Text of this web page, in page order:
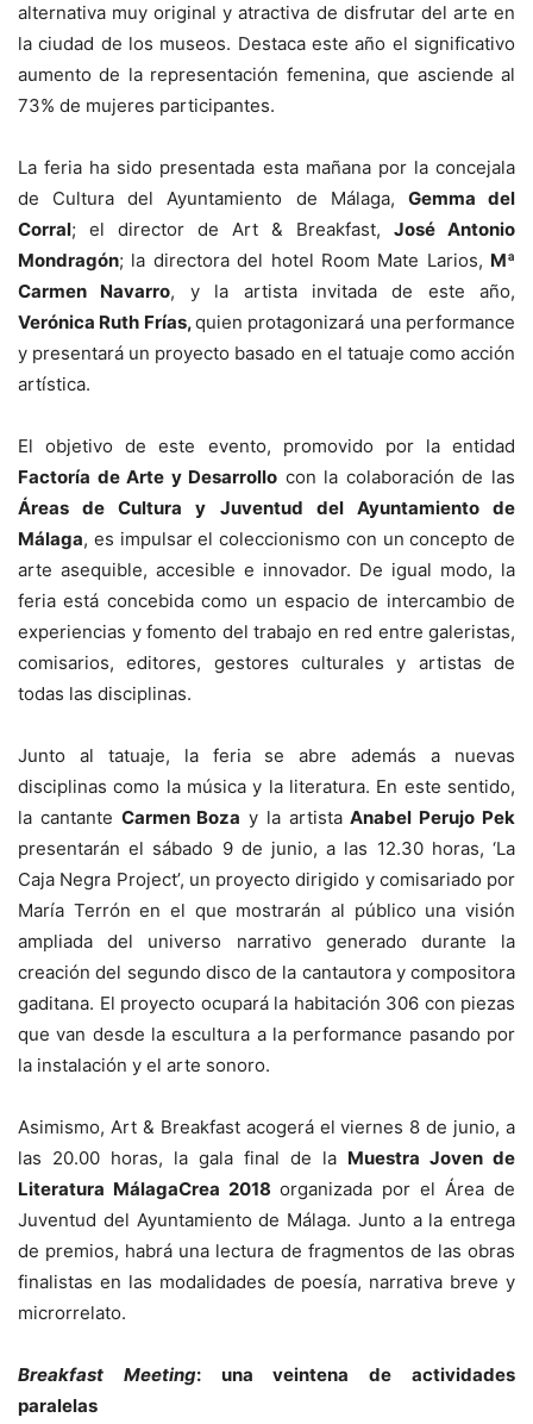
alternativa muy original y atractiva de disfrutar del arte en
la ciudad de los museos. Destaca este año el significativo
aumento de la representación femenina, que asciende al
73% de mujeres participantes.
La feria ha sido presentada esta mañana por la concejala
de Cultura del Ayuntamiento de Málaga, Gemma del
Corral; el director de Art & Breakfast, José Antonio
Mondragón; la directora del hotel Room Mate Larios, Mª
Carmen Navarro, y la artista invitada de este año,
Verónica Ruth Frías,quien protagonizará una performance
y presentará un proyecto basado en el tatuaje como acción
artística.
El objetivo de este evento, promovido por la entidad
Factoría de Arte y Desarrollo con la colaboración de las
Áreas de Cultura y Juventud del Ayuntamiento de
Málaga, es impulsar el coleccionismo con un concepto de
arte asequible, accesible e innovador. De igual modo, la
feria está concebida como un espacio de intercambio de
experiencias y fomento del trabajo en red entre galeristas,
comisarios, editores, gestores culturales y artistas de
todas las disciplinas.
Junto al tatuaje, la feria se abre además a nuevas
disciplinas como la música y la literatura. En este sentido,
la cantante Carmen Boza y la artistaAnabel Perujo Pek
presentarán el sábado 9 de junio, a las 12.30 horas, ‘La
Caja Negra Project’, un proyecto dirigido y comisariado por
María Terrón en el que mostrarán al público una visión
ampliada del universo narrativo generado durante la
creación del segundo disco de la cantautora y compositora
gaditana. El proyecto ocupará la habitación 306 con piezas
que van desde la escultura a la performance pasando por
la instalación y el arte sonoro.
Asimismo, Art & Breakfast acogerá el viernes 8 de junio, a
las 20.00 horas, la gala final de la Muestra Joven de
Literatura MálagaCrea 2018 organizada por el Área de
Juventud del Ayuntamiento de Málaga. Junto a la entrega
de premios, habrá una lectura de fragmentos de las obras
finalistas en las modalidades de poesía, narrativa breve y
microrrelato.
Breakfast Meeting: una veintena de actividades
paralelas